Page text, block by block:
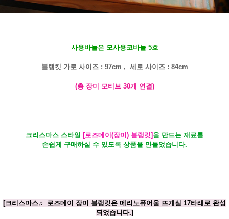
사용바늘은 모사용코바늘 5호
블랭킷 가로 사이즈 : 97cm , 세로 사이즈 : 84cm
(총 장미 모티브 30개 연결)
크리스마스 스타일 [로즈데이(장미) 블랭킷] 을 만드는 재료를
손쉽게 구매하실 수 있도록 상품을 만들었습니다.
[크리스마스♬ 로즈데이 장미 블랭킷은 메리노퓨어울 뜨개실 17타래로 완성
되었습니다.]